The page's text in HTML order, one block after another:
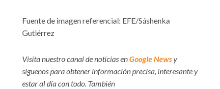
Fuente de imagen referencial: EFE/Sáshenka
Gutiérrez
Visita nuestro canal de noticias enGoogle Newsy
síguenos para obtener información precisa, interesante y
estar al día con todo. También